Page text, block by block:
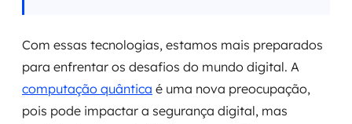
Com essas tecnologias, estamos mais preparados
para enfrentar os desafios do mundo digital. A
computação quântica é uma nova preocupação,
pois pode impactar a segurança digital, mas